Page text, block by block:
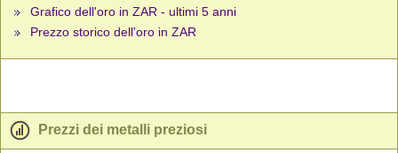
Grafico dell'oro in ZAR - ultimi 5 anni
Prezzo storico dell'oro in ZAR
Prezzi dei metalli preziosi